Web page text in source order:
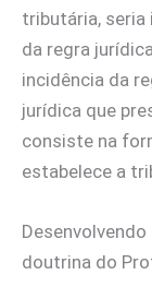
tributária, seria
da regra
incidência da
jurídica que
consiste na
estabelece a
doutrina do